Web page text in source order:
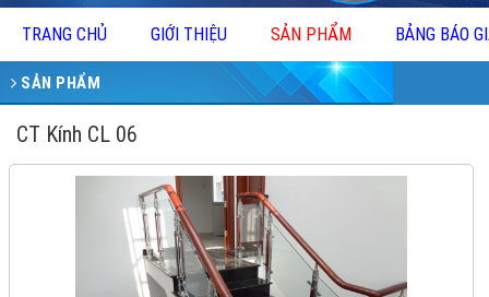
TRANG CHỦ GIỚI THIỆU SẢN PHẨM BẢNG BÁO
SẢN PHẨM
CT Kính CL 06